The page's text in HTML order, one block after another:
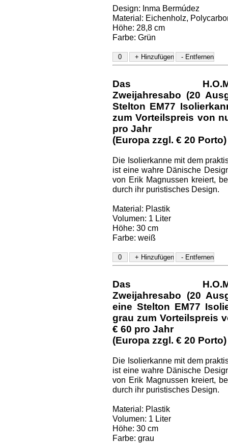
Design: Inma Bermúdez
Material: Eichenholz,
Höhe: 28,8 cm
Farbe: Grün
Das H.O.M.E.-
Zweijahresabo (20
Stelton EM77
zum Vorteilspreis von
pro Jahr
(Europa zzgl. € 20 Porto)
Die Isolierkanne mit dem
ist eine wahre Dänische
von Erik Magnussen kreiert,
durch ihr puristisches Design.
Material: Plastik
Volumen: 1 Liter
Höhe: 30 cm
Farbe: weiß
Das H.O.M.E.-
Zweijahresabo (20
eine Stelton EM77
grauzum Vorteilspreis
€ 60 pro Jahr
(Europa zzgl. € 20 Porto)
Die Isolierkanne mit dem
ist eine wahre Dänische
von Erik Magnussen kreiert,
durch ihr puristisches Design.
Material: Plastik
Volumen: 1 Liter
Höhe: 30 cm
Farbe: grau